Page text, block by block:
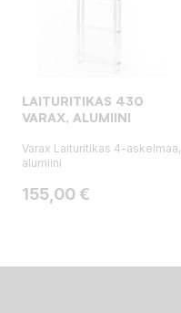
LAITURITIKAS 430
VARAX, ALUMIINI
Varax Laituritikas 4-askelmaa,
alumiini
Hinta
155,00 €